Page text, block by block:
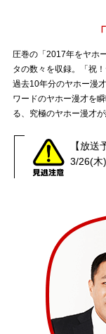
圧巻の「2017年をヤホ
タの数々を収録。「祝
過去10年分のヤホー漫
ワードのヤホー漫才を
る、究極のヤホー漫才
【放送
3/26(木